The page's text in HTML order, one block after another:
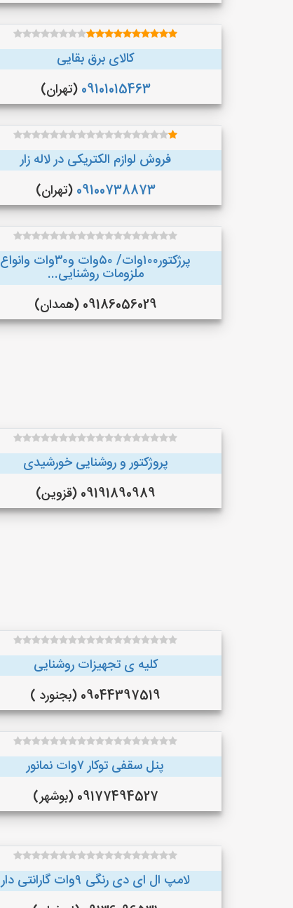
کالای برق بقایی
09101015463 (تهران)
فروش لوازم الکتریکی در لاله زار
09100738873 (تهران)
پرژکتور۱۰۰وات/ ۵۰وات و۳۰وات وانواع
ملزومات روشنایی...
09186056029 (همدان)
پروژکتور و روشنایی خورشیدی
09191890989 (قزوین)
کلیه ی تجهیزات روشنایی
09044397519 (بجنورد )
پنل سقفی توکار ۷وات نمانور
09177494527 (بوشهر)
لامپ ال ای دی رنگی ۹وات گارانتی دار